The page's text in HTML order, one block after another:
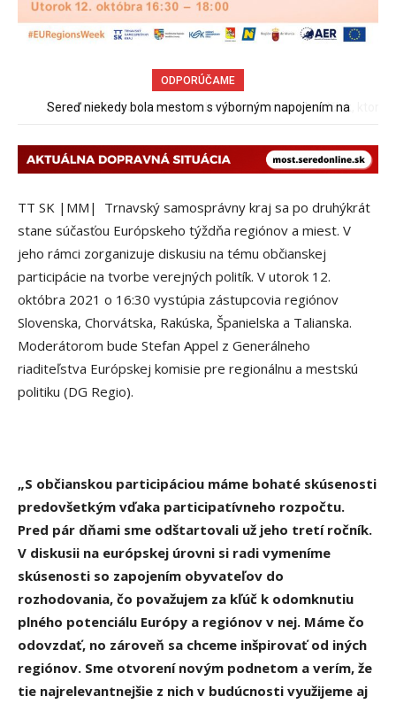
ODPORÚČAME
Pri venčení na Jesenského ulici mal usmrtiť psíka vlčiak, ktorý
TT SK |MM| Trnavský samosprávny kraj sa po druhýkrát
stane súčasťou Európskeho týždňa regiónov a miest. V
jeho rámci zorganizuje diskusiu na tému občianskej
participácie na tvorbe verejných politík. V utorok 12.
októbra 2021 o 16:30 vystúpia zástupcovia regiónov
Slovenska, Chorvátska, Rakúska, Španielska a Talianska.
Moderátorom bude Stefan Appel z Generálneho
riaditeľstva Európskej komisie pre regionálnu a mestskú
politiku (DG Regio).
„S občianskou participáciou máme bohaté skúsenosti
predovšetkým vďaka participatívneho rozpočtu.
Pred pár dňami sme odštartovali už jeho tretí ročník.
V diskusii na európskej úrovni si radi vymeníme
skúsenosti so zapojením obyvateľov do
rozhodovania, čo považujem za kľúč k odomknutiu
plného potenciálu Európy a regiónov v nej. Máme čo
odovzdať, no zároveň sa chceme inšpirovať od iných
regiónov. Sme otvorení novým podnetom a verím, že
tie najrelevantnejšie z nich v budúcnosti využijeme aj